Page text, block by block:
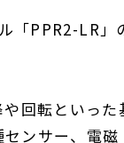
「PPR2-LR」
回転といった
ンサー、電磁